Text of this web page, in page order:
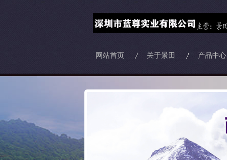
网站首页 关于景田 产品中心